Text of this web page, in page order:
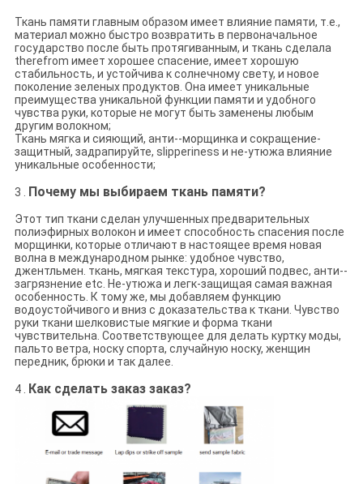
Ткань памяти главным образом имеет влияние памяти, т.е.,
материал можно быстро возвратить в первоначальное
государство после быть протягиванным, и ткань сделала
therefrom имеет хорошее спасение, имеет хорошую
стабильность, и устойчива к солнечному свету, и новое
поколение зеленых продуктов. Она имеет уникальные
преимущества уникальной функции памяти и удобного
чувства руки, которые не могут быть заменены любым
другим волокном;
Ткань мягка и сияющий, анти--морщинка и сокращение-
защитный, задрапируйте, slipperiness и не-утюжа влияние
уникальные особенности;
3 . Почему мы выбираем ткань памяти?
Этот тип ткани сделан улучшенных предварительных
полиэфирных волокон и имеет способность спасения после
морщинки, которые отличают в настоящее время новая
волна в международном рынке: удобное чувство,
джентльмен. ткань, мягкая текстура, хороший подвес, анти--
загрязнение etc. Не-утюжа и легк-защищая самая важная
особенность. К тому же, мы добавляем функцию
водоустойчивого и вниз с доказательства к ткани. Чувство
руки ткани шелковистые мягкие и форма ткани
чувствительна. Соответствующее для делать куртку моды,
пальто ветра, носку спорта, случайную носку, женщин
передник, брюки и так далее.
4 . Как сделать заказ заказ?